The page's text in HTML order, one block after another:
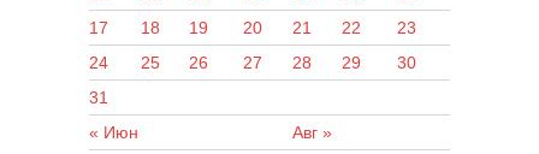
« Июн Авг »
17
18 19 20 21 22
23
24
25 26 27 28 29
30
31